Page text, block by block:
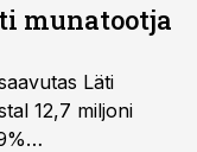
munatootja
Läti
12,7 miljoni